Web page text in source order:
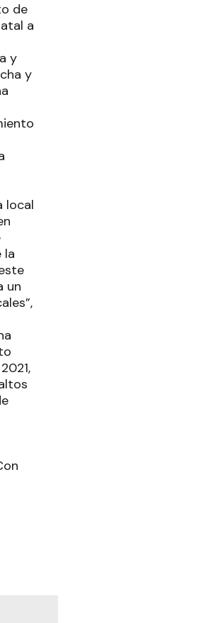
de
a
y
y
local
la
un